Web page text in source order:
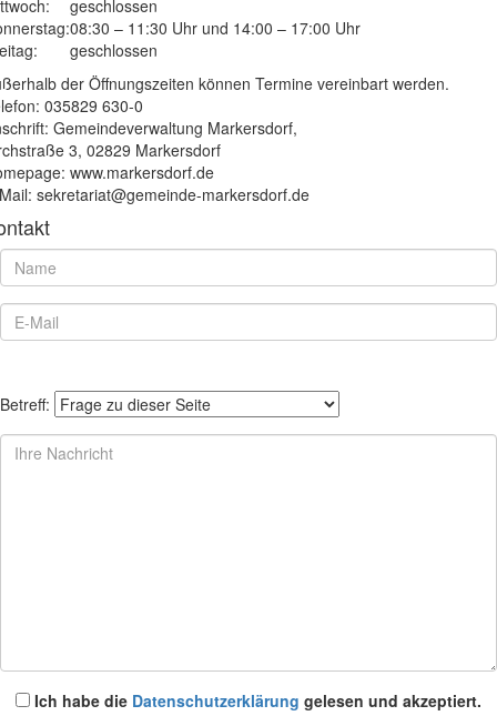
geschlossen
08:30 – 11:30 Uhr und 14:00 – 17:00 Uhr
geschlossen
der Öffnungszeiten können Termine vereinbart werden.
035829 630-0
Gemeindeverwaltung Markersdorf,
3, 02829 Markersdorf
www.markersdorf.de
sekretariat@gemeinde-markersdorf.de
Betreff:
Ich habe die Datenschutzerklärung gelesen und akzeptiert.